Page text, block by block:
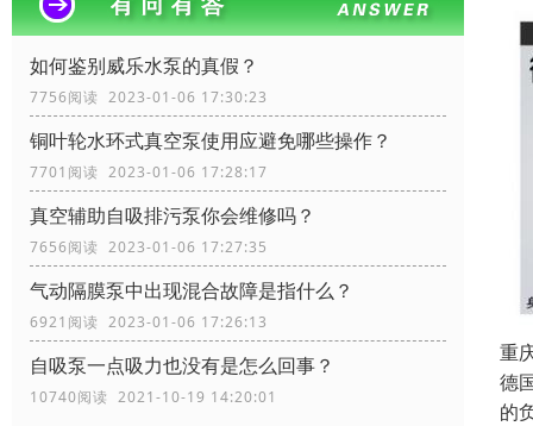
如何鉴别威乐水泵的真假？
7756阅读 2023-01-06 17:30:23
铜叶轮水环式真空泵使用应避免哪些操作？
7701阅读 2023-01-06 17:28:17
真空辅助自吸排污泵你会维修吗？
7656阅读 2023-01-06 17:27:35
气动隔膜泵中出现混合故障是指什么？
6921阅读 2023-01-06 17:26:13
自吸泵一点吸力也没有是怎么回事？
10740阅读 2021-10-19 14:20:01
重
德
的